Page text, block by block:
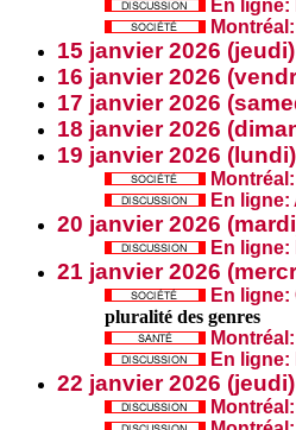
En ligne:
15 janvier 2026 (jeudi)
16 janvier 2026
17 janvier 2026
18 janvier 2026
19 janvier 2026 (lundi)
En
20 janvier 2026
En
21 janvier 2026
En
pluralité des genres
En
22 janvier 2026 (jeudi)